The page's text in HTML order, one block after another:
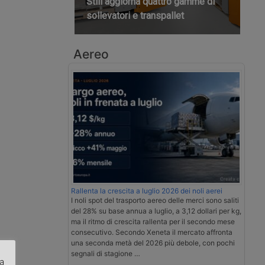
sollevatori e transpallet
Aereo
Rallenta la crescita a luglio 2026 dei noli aerei
I noli spot del trasporto aereo delle merci sono saliti
del 28% su base annua a luglio, a 3,12 dollari per kg,
ma il ritmo di crescita rallenta per il secondo mese
consecutivo. Secondo Xeneta il mercato affronta
una seconda metà del 2026 più debole, con pochi
segnali di stagione …